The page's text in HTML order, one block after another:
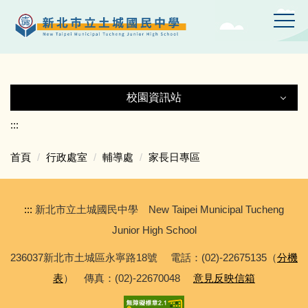
到
要
容
校園資訊站
土中YT頻道
專科教室登記
:::
首頁 行政處室 輔導處 家長日專區
::: 新北市立土城國民中學 New Taipei Municipal Tucheng
Junior High School
236037新北市土城區永寧路18號 電話：(02)-22675135（分機
表） 傳真：(02)-22670048 意見反映信箱